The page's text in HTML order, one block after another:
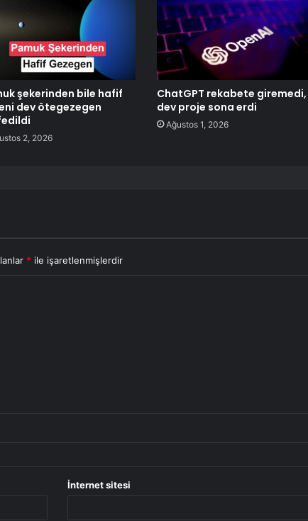
şekerinden bile hafif
dev ötegezegen
2, 2026
ChatGPT rekabete giremedi,
dev proje sona erdi
Ağustos 1, 2026
* ile işaretlenmişlerdir
İnternet sitesi